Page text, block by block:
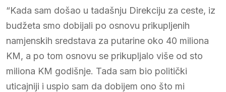
“Kada sam došao u tadašnju Direkciju za ceste, iz
budžeta smo dobijali po osnovu prikupljenih
namjenskih sredstava za putarine oko 40 miliona
KM, a po tom osnovu se prikupljalo više od sto
miliona KM godišnje. Tada sam bio politički
uticajniji i uspio sam da dobijem ono što mi